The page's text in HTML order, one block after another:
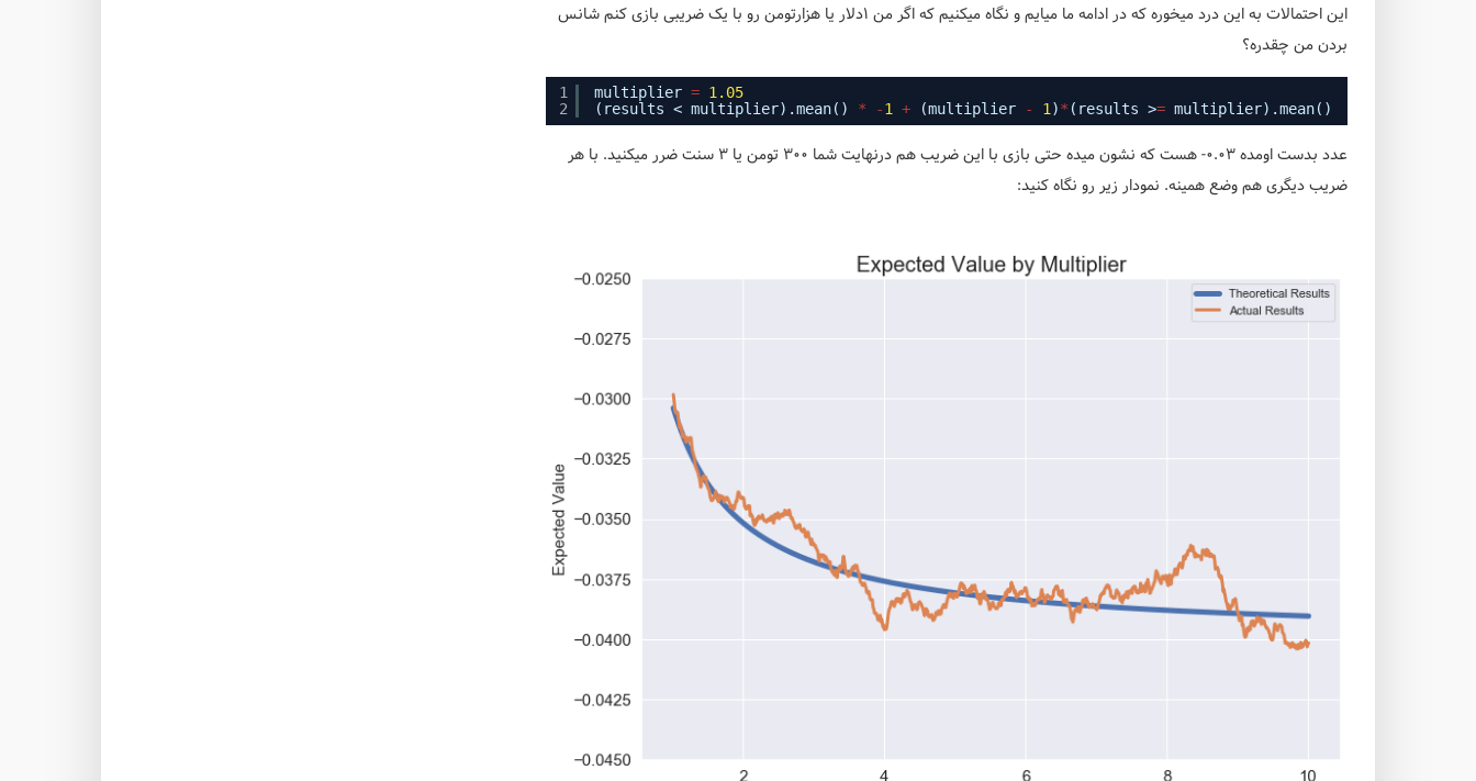
این احتمالات به این درد میخوره که در ادامه ما میایم و نگاه میکنیم که اگر من 1دلار یا هزارتومن رو با یک ضریبی بازی کنم شانس
بردن من چقدره؟
1
2
multiplier = 1.05
(results < multiplier).mean() * -1 + (multiplier - 1 )* (results >= multiplier).mean()
عدد بدست اومده 0.03- هست که نشون میده حتی بازی با این ضریب هم درنهایت شما 300 تومن یا 3 سنت ضرر میکنید. با هر
ضریب دیگری هم وضع همینه. نمودار زیر رو نگاه کنید: